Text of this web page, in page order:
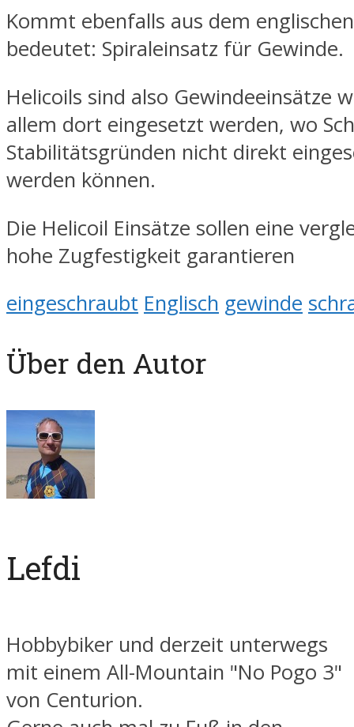
Kommt ebenfalls aus dem
bedeutet: Spiraleinsatz für Gewinde.
Helicoils sind also Gewindeeinsätze
allem dort eingesetzt werden, wo
Stabilitätsgründen nicht direkt
werden können.
Die Helicoil Einsätze sollen eine
hohe Zugfestigkeit garantieren
eingeschraubt Englisch gewinde
Über den Autor
Lefdi
Hobbybiker und derzeit unterwegs
mit einem All-Mountain "No Pogo 3"
von Centurion.